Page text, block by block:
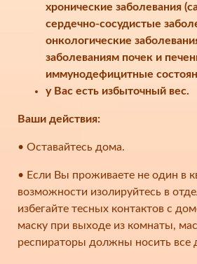
хронические заболевания
сердечно-сосудистые
онкологические
заболеваниям почек и
иммунодефицитные
у Вас есть избыточный вес.
Ваши действия:
• Оставайтесь дома.
• Если Вы проживаете не один в
возможности изолируйтесь в
избегайте тесных контактов с
маску при выходе из комнаты,
респираторы должны носить все